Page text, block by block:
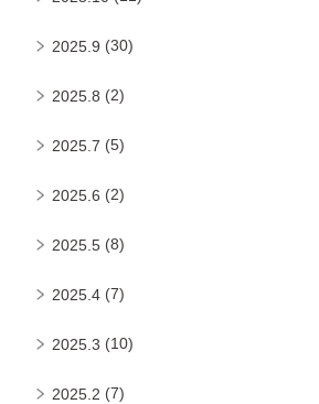
2025.9 (30)
2025.8 (2)
2025.7 (5)
2025.6 (2)
2025.5 (8)
2025.4 (7)
2025.3 (10)
2025.2 (7)